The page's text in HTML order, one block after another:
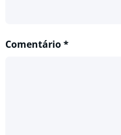
Comentário*